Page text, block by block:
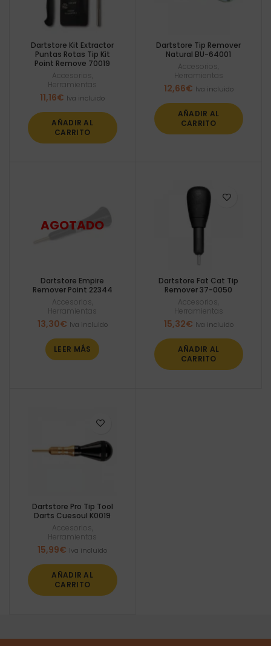
Dartstore Kit Extractor
Puntas Rotas Tip Kit
Point Remove 70019
Accesorios
Herramientas
11,16€ Iva incluido
AÑADIR AL
CARRITO
Dartstore Tip Remover
Natural BU-64001
Accesorios
Herramientas
12,66€ Iva incluido
AÑADIR AL
CARRITO
Dartstore Empire
Remover Point 22344
Accesorios
Herramientas
13,30€ Iva incluido
LEER MÁS
Dartstore Fat Cat Tip
Remover 37-0050
Accesorios
Herramientas
15,32€ Iva incluido
AÑADIR AL
CARRITO
Dartstore Pro Tip Tool
Darts Cuesoul K0019
Accesorios
Herramientas
15,99€ Iva incluido
AÑADIR AL
CARRITO